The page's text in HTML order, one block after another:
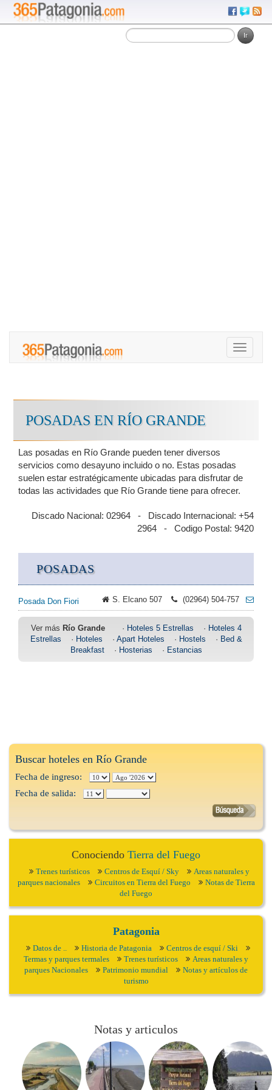
Toggle
POSADAS EN RÍO GRANDE
Las posadas en Río Grande pueden tener diversos
servicios como desayuno incluido o no. Estas posadas
suelen estar estratégicamente ubicadas para disfrutar de
todas las actividades que Río Grande tiene para ofrecer.
Discado Nacional: 02964 - Discado Internacional: +54
2964 - Codigo Postal: 9420
POSADAS
Posada Don Fiori S. Elcano 507 (02964) 504-757
Ver más Río Grande· Hoteles 5 Estrellas · Hoteles 4
Estrellas · Hoteles · Apart Hoteles · Hostels · Bed &
Breakfast· Hosterias · Estancias
Buscar hoteles en Río Grande
Fecha de ingreso:
Fecha de salida:
Conociendo Tierra del Fuego
Trenes turísticos Centros de Esquí / Sky
Areas naturales y
parques nacionales
Circuitos en Tierra del Fuego
Notas de Tierra
del Fuego
Patagonia
Datos de .. Historia de Patagonia
Centros de esquí / Ski
Termas y parques termales
Trenes turísticos
Areas naturales y
parques Nacionales
Patrimonio mundial
Notas y artículos de
turismo
Notas y articulos